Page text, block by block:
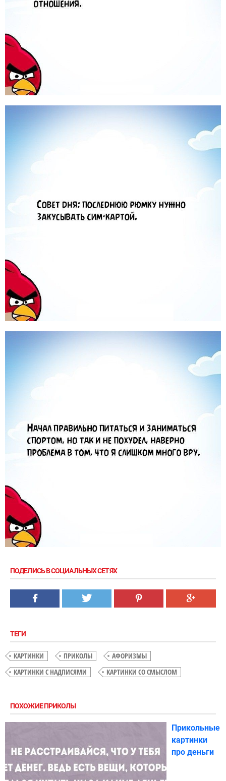
ПОДЕЛИСЬ В СОЦИАЛЬНЫХ СЕТЯХ
ТЕГИ
КАРТИНКИ ПРИКОЛЫ
АФОРИЗМЫ
КАРТИНКИ С НАДПИСЯМИ
КАРТИНКИ СО СМЫСЛОМ
ПОХОЖИЕ ПРИКОЛЫ
Прикольные
картинки
про деньги